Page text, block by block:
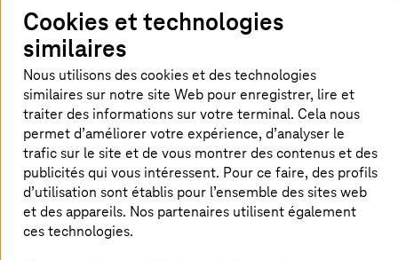
près les progrès de la digitalisation afin
d’identifier rapidement les tendances et les
opportunités émergentes. Quelle valeur ajoutée
peut apporter l’intelligence artificielle, par
exemple ? Comment peut-elle créer des
avantages concurrentiels, augmenter
l’efficacité ou habiliter et soutenir les
collaborateurs ?
Cookies et technologies
similaires
Nous utilisons des cookies et des technologies
similaires sur notre site Web pour enregistrer, lire et
traiter des informations sur votre terminal. Cela nous
permet d’améliorer votre expérience, d’analyser le
trafic sur le site et de vous montrer des contenus et des
publicités qui vous intéressent. Pour ce faire, des profils
d’utilisation sont établis pour l’ensemble des sites web
et des appareils. Nos partenaires utilisent également
ces technologies.